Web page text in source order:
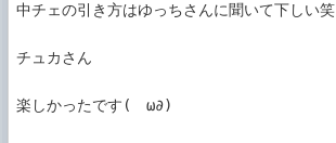
中チェの引き方はゆっちさんに聞いて下しい笑
チュカさん
楽しかったです(ゝω∂)